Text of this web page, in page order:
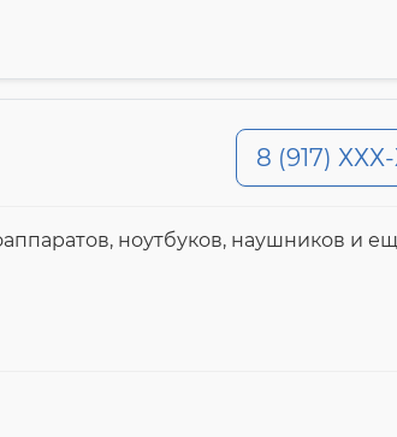
8 (917)
ноутбуков, наушников и